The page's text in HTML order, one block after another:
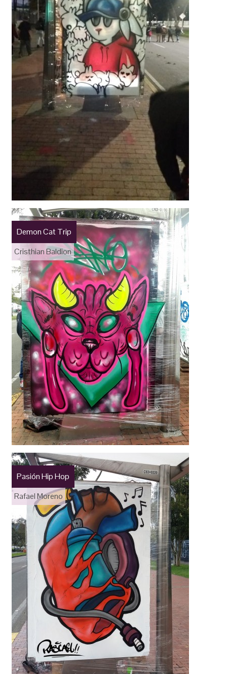
Demon Cat Trip
Cristhian Baldion
Pasión Hip Hop
Rafael Moreno